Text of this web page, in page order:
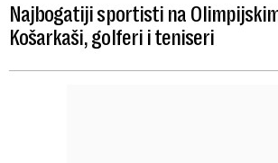
Najbogatiji sportisti na
Košarkaši, golferi i teniseri